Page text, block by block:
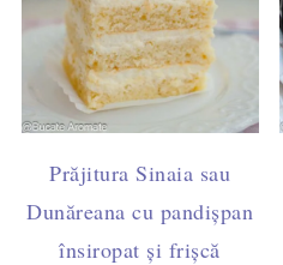
Prăjitura Sinaia sau
Dunăreana cu pandișpan
însiropat și frișcă